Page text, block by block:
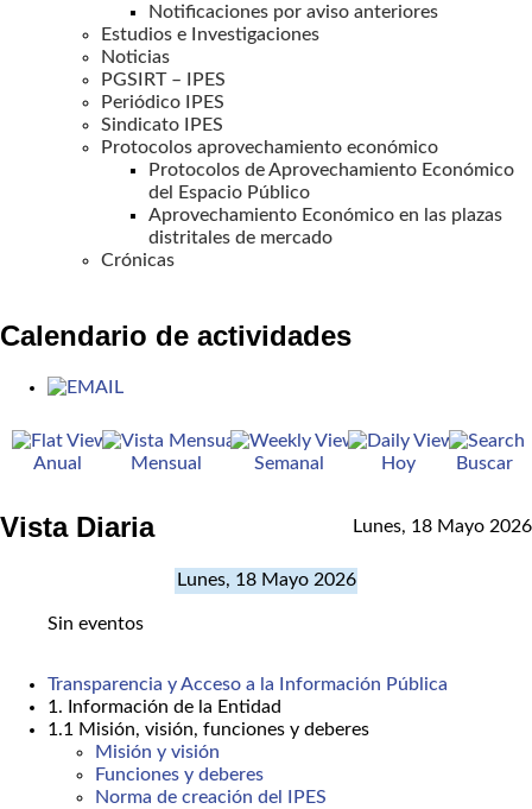
Notificaciones por aviso anteriores
Estudios e Investigaciones
Noticias
PGSIRT – IPES
Periódico IPES
Sindicato IPES
Protocolos aprovechamiento económico
Protocolos de Aprovechamiento Económico
del Espacio Público
Aprovechamiento Económico en las plazas
distritales de mercado
Crónicas
Calendario de actividades
Anual Mensual Semanal Hoy Buscar
Vista Diaria Lunes, 18 Mayo 2026
Lunes, 18 Mayo 2026
Sin eventos
Transparencia y Acceso a la Información Pública
1. Información de la Entidad
1.1 Misión, visión, funciones y deberes
Misión y visión
Funciones y deberes
Norma de creación del IPES